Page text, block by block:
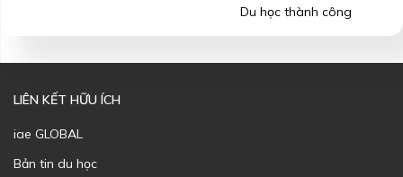
Du học thành công
LIÊN KẾT HỮU ÍCH
iae GLOBAL
Bản tin du học